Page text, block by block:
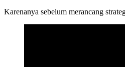
Karenanya sebelum merancang